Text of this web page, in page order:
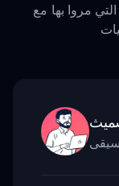
مروا بها مع